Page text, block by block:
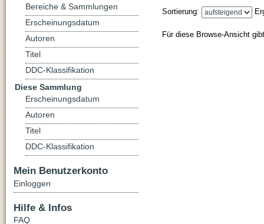
Sortierung:
Für diese Browse-Ansicht
Bereiche & Sammlungen
Erscheinungsdatum
Autoren
Titel
DDC-Klassifikation
Diese Sammlung
Erscheinungsdatum
Autoren
Titel
DDC-Klassifikation
Mein Benutzerkonto
Einloggen
Hilfe & Infos
FAQ